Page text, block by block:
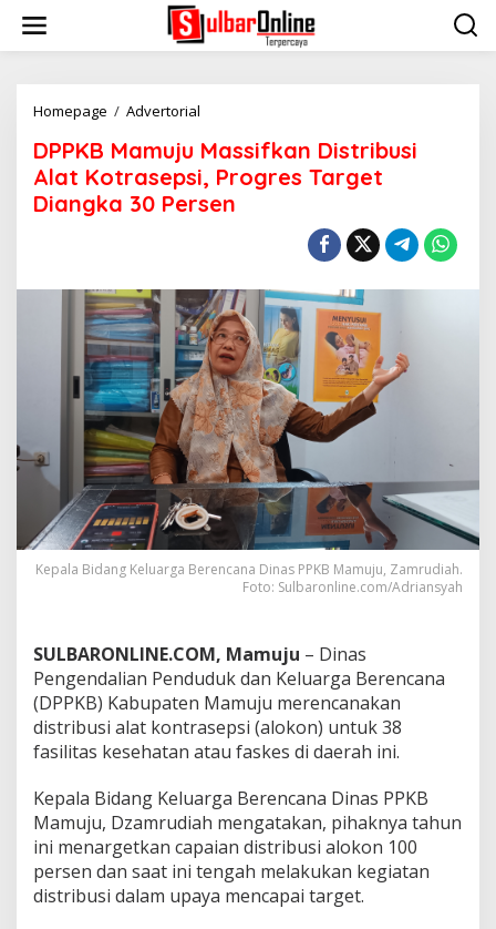
i
Homepage / Advertorial
P
K
B
M
j
u
M
a
s
s
i
f
k
a
n
D
i
s
t
u
i
A
l
a
o
t
r
a
s
e
DPPKB Mamuju Massifkan Distribusi
Alat Kotrasepsi, Progres Target
Diangka 30 Persen
Kepala Bidang Keluarga Berencana Dinas PPKB Mamuju, Zamrudiah.
Foto: Sulbaronline.com/Adriansyah
SULBARONLINE.COM, Mamuju – Dinas
Pengendalian Penduduk dan Keluarga Berencana
(DPPKB) Kabupaten Mamuju merencanakan
distribusi alat kontrasepsi (alokon) untuk 38
fasilitas kesehatan atau faskes di daerah ini.
Kepala Bidang Keluarga Berencana Dinas PPKB
Mamuju, Dzamrudiah mengatakan, pihaknya tahun
ini menargetkan capaian distribusi alokon 100
persen dan saat ini tengah melakukan kegiatan
distribusi dalam upaya mencapai target.